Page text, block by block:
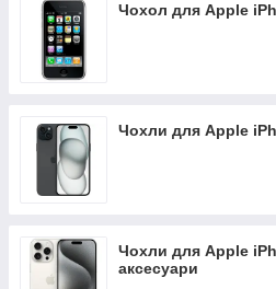
Чохол для Apple
Чохли для Apple
Чохли для Apple
аксесуари